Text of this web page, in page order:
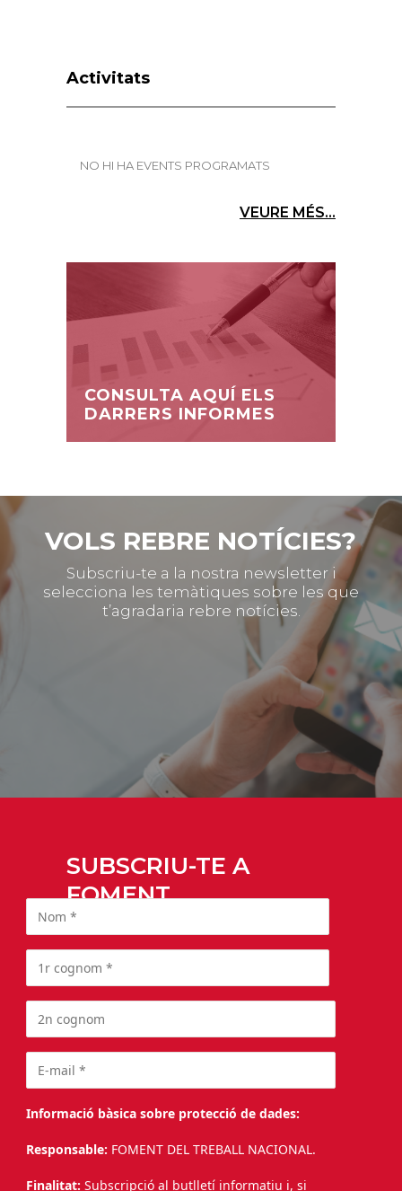
Activitats
NO HI HA EVENTS PROGRAMATS
VEURE MÉS...
CONSULTA AQUÍ ELS
DARRERS INFORMES
VOLS REBRE NOTÍCIES?
Subscriu-te a la nostra newsletter i
selecciona les temàtiques sobre les que
t’agradaria rebre notícies.
SUBSCRIU-TE A
FOMENT
Informació bàsica sobre protecció de dades:
Responsable: FOMENT DEL TREBALL NACIONAL.
Finalitat: Subscripció al butlletí informatiu i, si